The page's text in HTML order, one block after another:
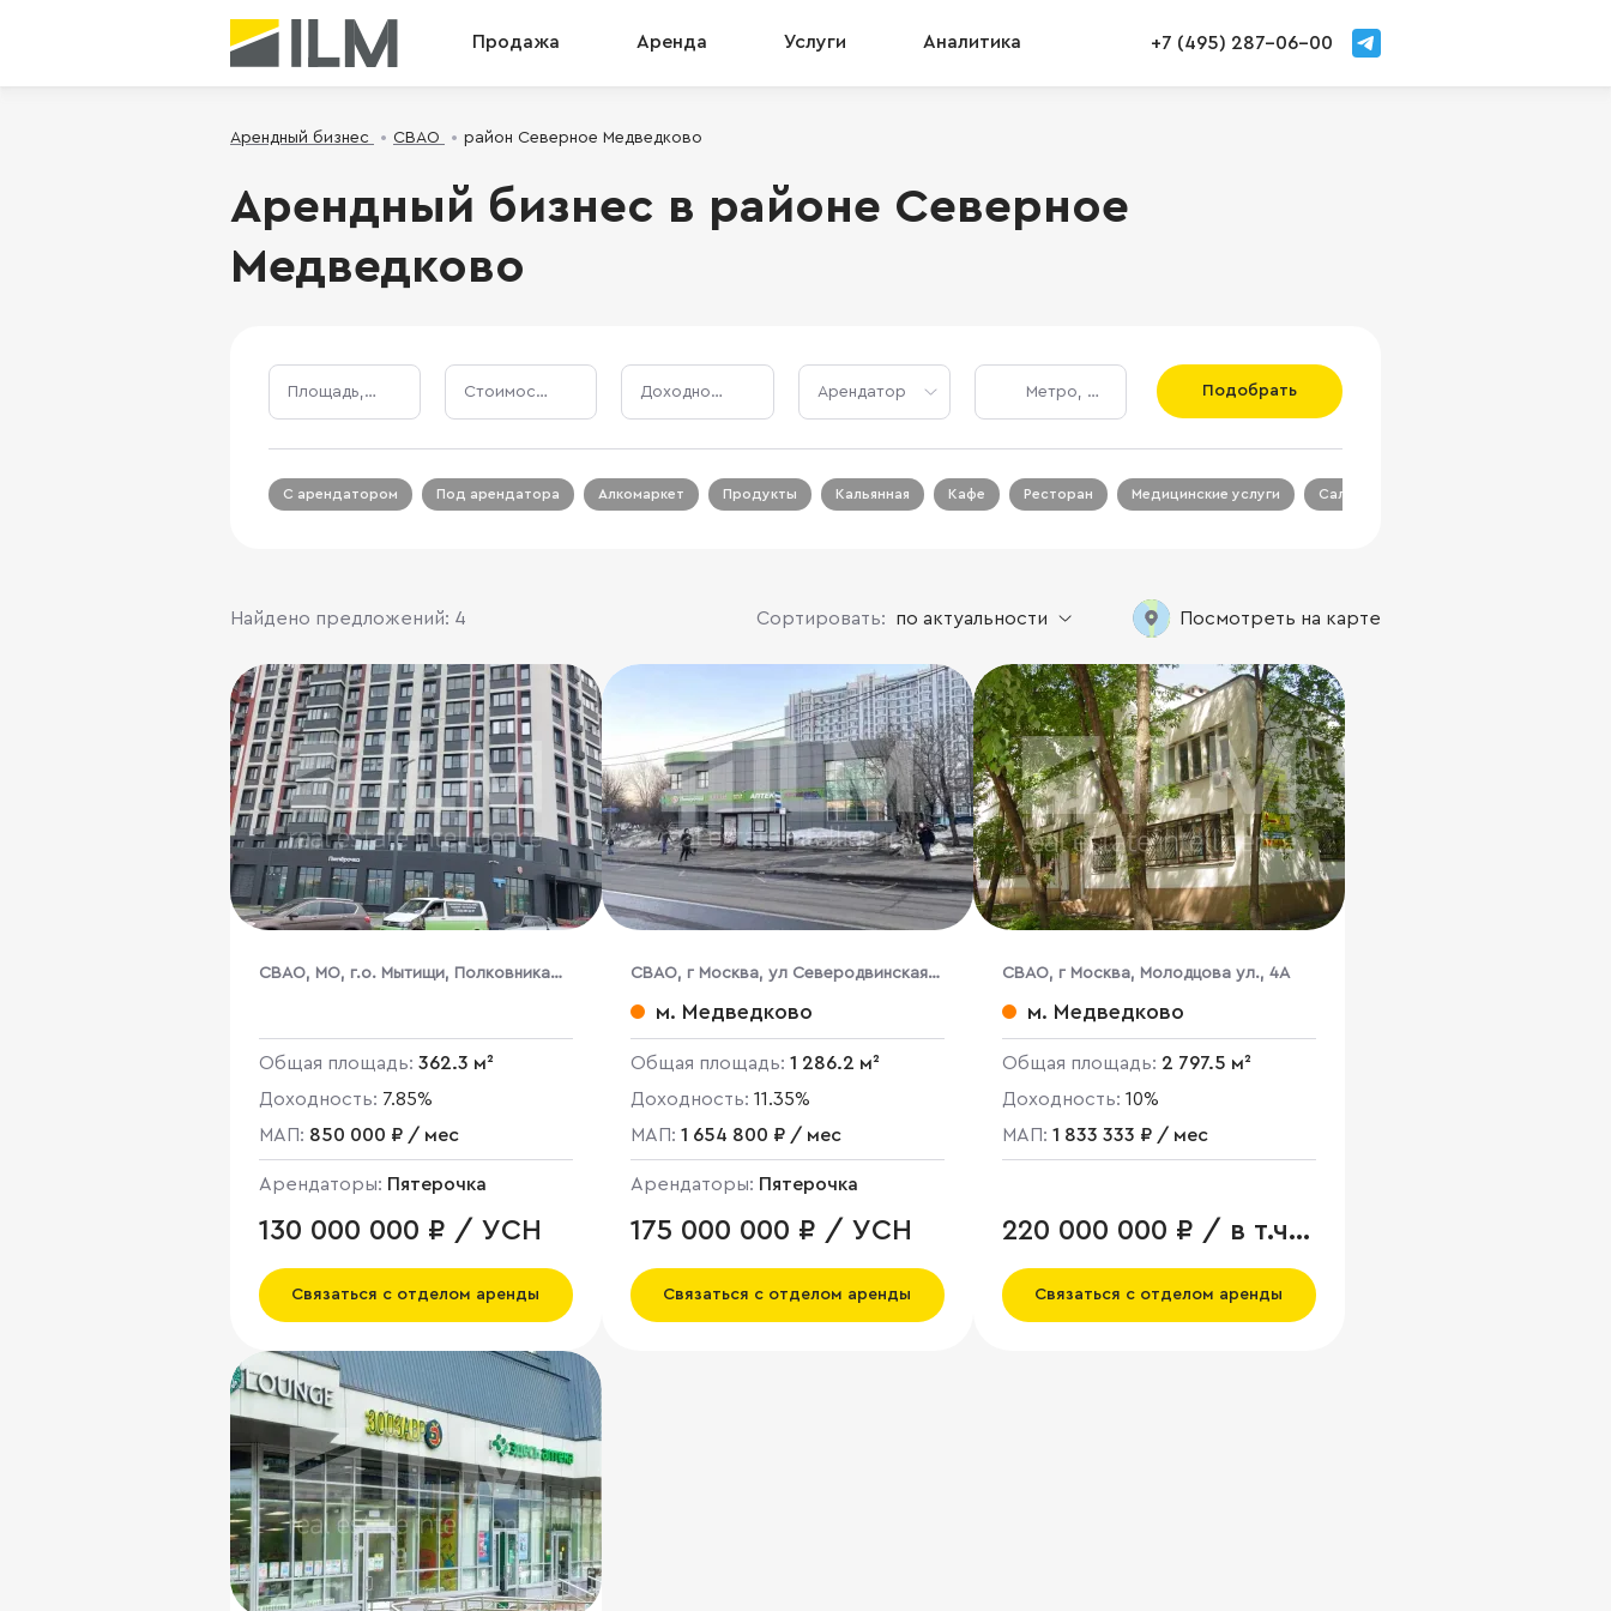
Продажа Аренда Услуги Аналитика +7 (495) 287-06-00
Арендный бизнес СВАО район Северное Медведково
Арендный бизнес в районе Северное
Медведково
Площадь, м² Стоимость, ₽ Доходность, % Арендатор Подобрать
С арендатором Под арендатора Алкомаркет Продукты Кальянная Кафе Ресторан Медицинские услуги Салон красоты
Найдено предложений: 4 Посмотреть на карте
Сортировать: по актуальности
CВАО, МО, г.о. Мытищи, Полковника
Общая площадь: 362.3 м²
Доходность: 7.85%
МАП: 850 000 ₽ / мес
Арендаторы: Пятерочка
130 000 000 ₽ / УСН
Связаться с отделом аренды
CВАО, г Москва, ул Северодвинская,
д 21 м. Медведково
Общая площадь: 1 286.2 м²
Доходность: 11.35%
МАП: 1 654 800 ₽ / мес
Арендаторы: Пятерочка
175 000 000 ₽ / УСН
Связаться с отделом аренды
CВАО, г Москва, Молодцова ул., 4А
м. Медведково
Общая площадь: 2 797.5 м²
Доходность: 10%
МАП: 1 833 333 ₽ / мес
220 000 000 ₽ / в т.ч.
НДС
Связаться с отделом аренды